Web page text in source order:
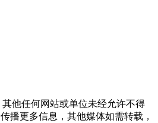
他任何网站或单位未经允许不得
播更多信息，其他媒体如需转载，